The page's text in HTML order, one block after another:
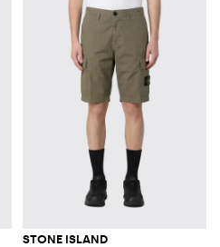
STONE ISLAND